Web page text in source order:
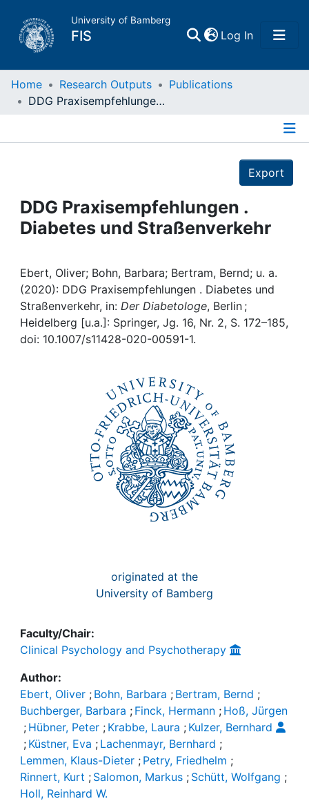
University of Bamberg
FIS Log In(current)
Home
Projects
People
Institutions
Awards
My FIS
Home Research Outputs
Publications
DDG Praxisempfehlungen . Diabetes und Straßenverkehr
Export
DDG Praxisempfehlungen .
Diabetes und Straßenverkehr
Ebert, Oliver; Bohn, Barbara; Bertram, Bernd; u. a.
(2020): DDG Praxisempfehlungen . Diabetes und
Straßenverkehr, in: Der Diabetologe, Berlin ;
Heidelberg [u.a.]: Springer, Jg. 16, Nr. 2, S. 172–185,
doi: 10.1007/s11428-020-00591-1.
originated at the
University of Bamberg
Faculty/Chair:
Clinical Psychology and Psychotherapy
Author:
Ebert, Oliver ; Bohn, Barbara ; Bertram, Bernd ;
Buchberger, Barbara ; Finck, Hermann ; Hoß, Jürgen
; Hübner, Peter ; Krabbe, Laura ; Kulzer, Bernhard
; Küstner, Eva ; Lachenmayr, Bernhard ;
Lemmen, Klaus-Dieter ; Petry, Friedhelm ;
Rinnert, Kurt ; Salomon, Markus ; Schütt, Wolfgang ;
Holl, Reinhard W.